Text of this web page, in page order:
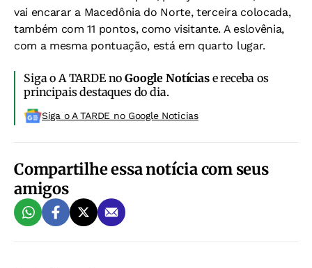
vai encarar a Macedônia do Norte, terceira colocada,
também com 11 pontos, como visitante. A eslovênia,
com a mesma pontuação, está em quarto lugar.
Siga o A TARDE noGoogle Notíciase receba os
principais destaques do dia.
Siga o A TARDE no Google Noticias
Compartilhe essa notícia com seus
amigos